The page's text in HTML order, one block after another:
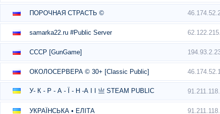
ПОРОЧНАЯ СТРАСТЬ ©
samarka22.ru #Public Server
CCCP [GunGame]
ОКОЛОСЕРВЕРА © 30+ [Classic Public]
У- К - Р - А - Ї - Н -А I I 亗 STEAM PUBLIC
УКРАЇНСЬКА • ЕЛІТА